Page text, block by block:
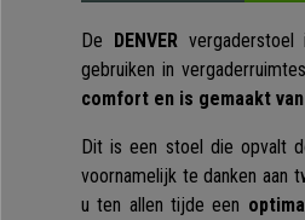
De DENVERvergaderstoel
gebruiken in
comfort en is gemaakt
Dit is een stoel die opvalt
voornamelijk te danken aan
u ten allen tijde een